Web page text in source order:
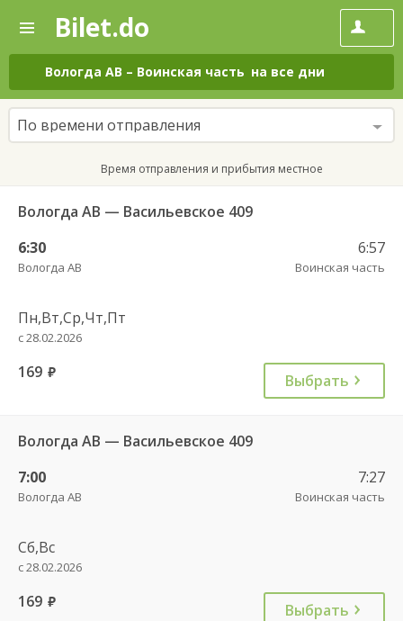
—
Поиск
и
покупка
билетов
на
автобус
онлайн
Bilet.do
Вологда АВ – Воинская часть на все дни
По времени отправления
Время отправления и прибытия местное
Вологда АВ — Васильевское 409
6:30
Вологда АВ
6:57
Воинская часть
Пн,Вт,Ср,Чт,Пт
с 28.02.2026
169 руб. Выбрать
Вологда АВ — Васильевское 409
7:00
Вологда АВ
7:27
Воинская часть
Сб,Вс
с 28.02.2026
169 руб. Выбрать